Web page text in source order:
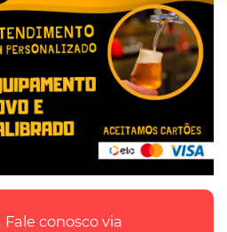
Fale conosco via